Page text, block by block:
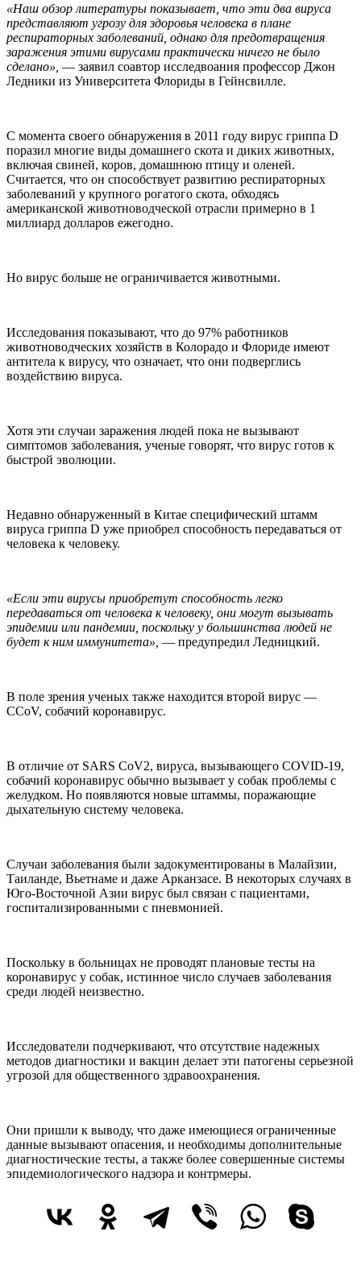
«Наш обзор литературы показывает, что эти два вируса
представляют угрозу для здоровья человека в плане
респираторных заболеваний, однако для предотвращения
заражения этими вирусами практически ничего не было
сделано», — заявил соавтор исследвоания профессор Джон
Ледники из Университета Флориды в Гейнсвилле.
С момента своего обнаружения в 2011 году вирус гриппа D
поразил многие виды домашнего скота и диких животных,
включая свиней, коров, домашнюю птицу и оленей.
Считается, что он способствует развитию респираторных
заболеваний у крупного рогатого скота, обходясь
американской животноводческой отрасли примерно в 1
миллиард долларов ежегодно.
Но вирус больше не ограничивается животными.
Исследования показывают, что до 97% работников
животноводческих хозяйств в Колорадо и Флориде имеют
антитела к вирусу, что означает, что они подверглись
воздействию вируса.
Хотя эти случаи заражения людей пока не вызывают
симптомов заболевания, ученые говорят, что вирус готов к
быстрой эволюции.
Недавно обнаруженный в Китае специфический штамм
вируса гриппа D уже приобрел способность передаваться от
человека к человеку.
«Если эти вирусы приобретут способность легко
передаваться от человека к человеку, они могут вызывать
эпидемии или пандемии, поскольку у большинства людей не
будет к ним иммунитета», — предупредил Ледницкий.
В поле зрения ученых также находится второй вирус —
CCoV, собачий коронавирус.
В отличие от SARS CoV2, вируса, вызывающего COVID-19,
собачий коронавирус обычно вызывает у собак проблемы с
желудком. Но появляются новые штаммы, поражающие
дыхательную систему человека.
Случаи заболевания были задокументированы в Малайзии,
Таиланде, Вьетнаме и даже Арканзасе. В некоторых случаях в
Юго-Восточной Азии вирус был связан с пациентами,
госпитализированными с пневмонией.
Поскольку в больницах не проводят плановые тесты на
коронавирус у собак, истинное число случаев заболевания
среди людей неизвестно.
Исследователи подчеркивают, что отсутствие надежных
методов диагностики и вакцин делает эти патогены серьезной
угрозой для общественного здравоохранения.
Они пришли к выводу, что даже имеющиеся ограниченные
данные вызывают опасения, и необходимы дополнительные
диагностические тесты, а также более совершенные системы
эпидемиологического надзора и контрмеры.